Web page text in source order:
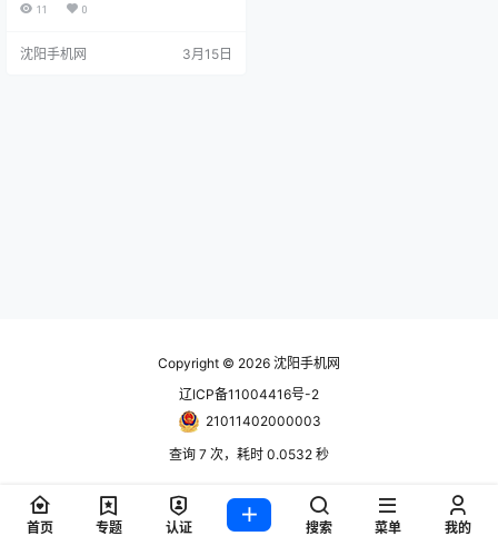
11 0
沈阳手机网 3月15日
Copyright © 2026 沈阳手机网
辽ICP备11004416号-2
21011402000003
查询 7 次，耗时 0.0532 秒
首页 专题 认证 搜索 菜单 我的